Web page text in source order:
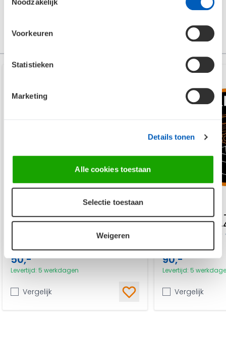
Voorkeuren
Statistieken
Marketing
Details tonen
Alle cookies toestaan
Selectie toestaan
Weigeren
SP-FFRT006-80 - Row 2.4 - Spring
box
50,-
Levertijd: 5 werkdagen
Vergelijk
SP-SZTR007-06
Jumping mat
90,-
Levertijd: 5
Vergelijk